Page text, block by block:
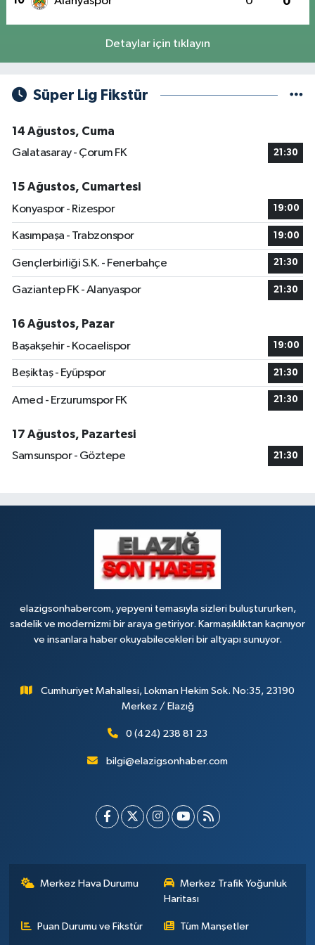
Detaylar için tıklayın
Süper Lig Fikstür
14 Ağustos, Cuma
Galatasaray - Çorum FK
21:30
15 Ağustos, Cumartesi
Konyaspor - Rizespor
19:00
Kasımpaşa - Trabzonspor 19:00
Gençlerbirliği S.K. - Fenerbahçe 21:30
Gaziantep FK - Alanyaspor 21:30
16 Ağustos, Pazar
Başakşehir - Kocaelispor
19:00
Beşiktaş - Eyüpspor 21:30
Amed - Erzurumspor FK 21:30
17 Ağustos, Pazartesi
Samsunspor - Göztepe
21:30
elazigsonhabercom, yepyeni temasıyla sizleri buluştururken,
sadelik ve modernizmi bir araya getiriyor. Karmaşıklıktan kaçınıyor
ve insanlara haber okuyabilecekleri bir altyapı sunuyor.
Cumhuriyet Mahallesi, Lokman Hekim Sok. No:35, 23190
Merkez / Elazığ
0 (424) 238 81 23
bilgi@elazigsonhaber.com
Merkez Hava Durumu
Merkez Trafik Yoğunluk
Haritası
Puan Durumu ve Fikstür Tüm Manşetler